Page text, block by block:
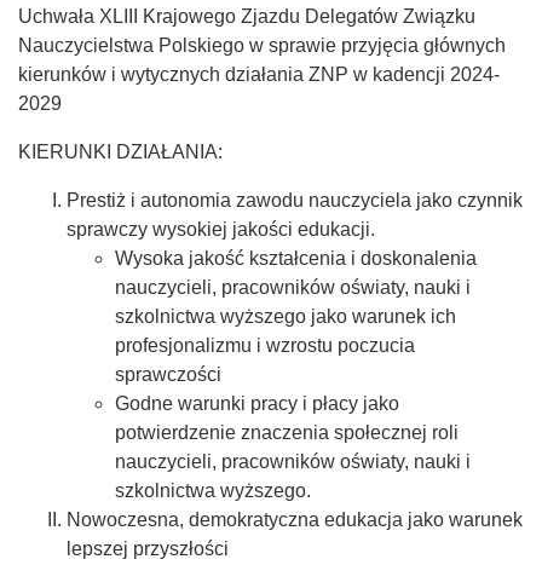
Uchwała XLIII Krajowego Zjazdu Delegatów Związku
Nauczycielstwa Polskiego w sprawie przyjęcia głównych
kierunków i wytycznych działania ZNP w kadencji 2024-
2029
KIERUNKI DZIAŁANIA:
Prestiż i autonomia zawodu nauczyciela jako czynnik
sprawczy wysokiej jakości edukacji.
Wysoka jakość kształcenia i doskonalenia
nauczycieli, pracowników oświaty, nauki i
szkolnictwa wyższego jako warunek ich
profesjonalizmu i wzrostu poczucia
sprawczości
Godne warunki pracy i płacy jako
potwierdzenie znaczenia społecznej roli
nauczycieli, pracowników oświaty, nauki i
szkolnictwa wyższego.
Nowoczesna, demokratyczna edukacja jako warunek
lepszej przyszłości